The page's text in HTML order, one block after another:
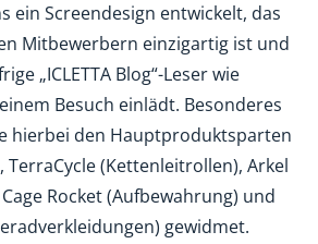
ein Screendesign entwickelt, das
Mitbewerbern einzigartig ist und
„ICLETTA Blog“-Leser wie
Besuch einlädt. Besonderes
hierbei den Hauptproduktsparten
TerraCycle (Kettenleitrollen), Arkel
Rocket (Aufbewahrung) und
gewidmet.